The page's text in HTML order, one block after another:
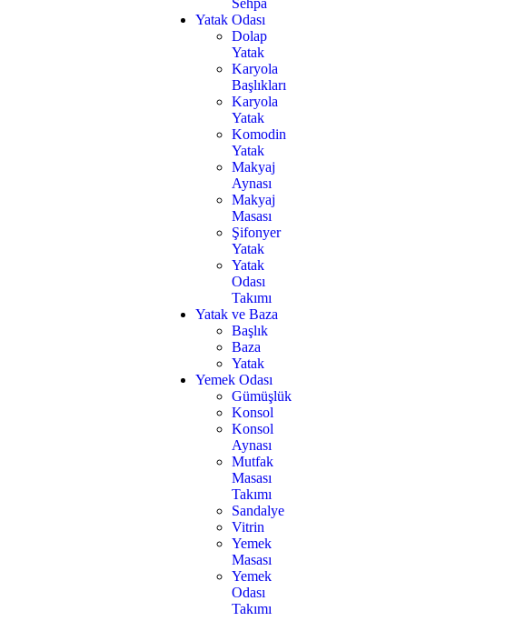
Sehpa
Yatak Odası
Dolap
Yatak
Karyola
Başlıkları
Karyola
Yatak
Komodin
Yatak
Makyaj
Aynası
Makyaj
Masası
Şifonyer
Yatak
Yatak
Odası
Takımı
Yatak ve Baza
Başlık
Baza
Yatak
Yemek Odası
Gümüşlük
Konsol
Konsol
Aynası
Mutfak
Masası
Takımı
Sandalye
Vitrin
Yemek
Masası
Yemek
Odası
Takımı